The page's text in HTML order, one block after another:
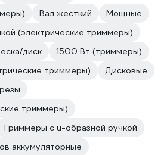
Вал жесткий
Мощные
(электрические триммеры)
диск
1500 Вт (триммеры)
триммеры)
Дисковые
триммеры)
Триммеры с u-образной ручкой
аккумуляторные